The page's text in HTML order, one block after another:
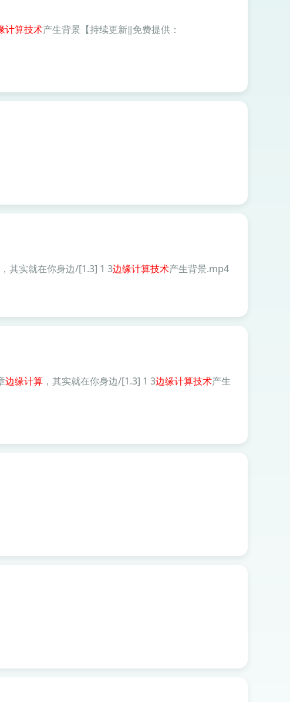
计算技术产生背景【持续更新‖免费提供：
，其实就在你身边/[1.3] 1 3边缘计算技术产生背景.mp4
边缘计算 ，其实就在你身边/[1.3] 1 3边缘计算技术产生